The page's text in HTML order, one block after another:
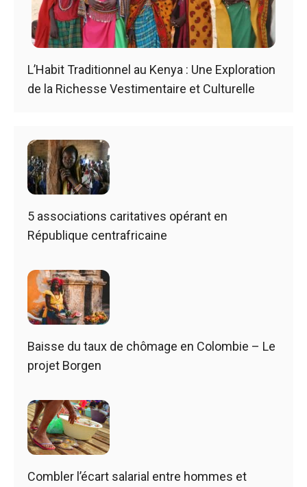
L’Habit Traditionnel au Kenya : Une Exploration
de la Richesse Vestimentaire et Culturelle
5 associations caritatives opérant en
République centrafricaine
Baisse du taux de chômage en Colombie – Le
projet Borgen
Combler l’écart salarial entre hommes et